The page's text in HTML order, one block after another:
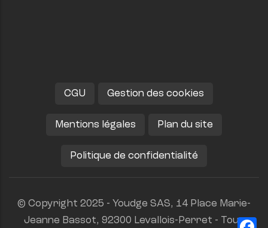
CGU Gestion des cookies
Mentions légales Plan du site
Politique de confidentialité
© Copyright 2025 - Youdge SAS, 14 Place Marie-
Jeanne Bassot, 92300 Levallois-Perret - Tous